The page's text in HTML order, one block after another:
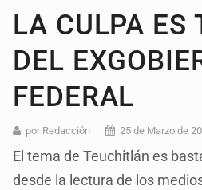
LA CULPA ES
DEL
FEDERAL
por Redacción 25 de Marzo de
El tema de Teuchitlán es
desde la lectura de los